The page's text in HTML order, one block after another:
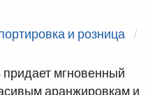
и розница
придает мгновенный
аранжировкам и